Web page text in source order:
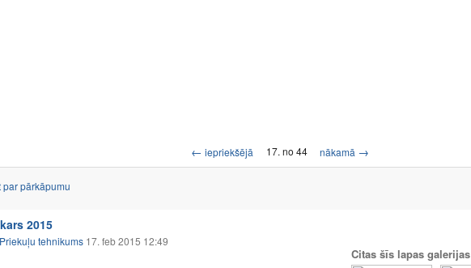
← iepriekšējā 17. no 44 nākamā →
par pārkāpumu
2015
Priekuļu tehnikums 17. feb 2015 12:49
Citas šīs lapas galerijas